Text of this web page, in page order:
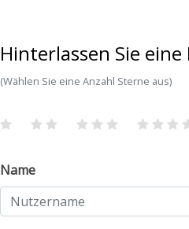
Hinterlassen Sie
(Wählen Sie eine Anzahl Sterne aus)
Name